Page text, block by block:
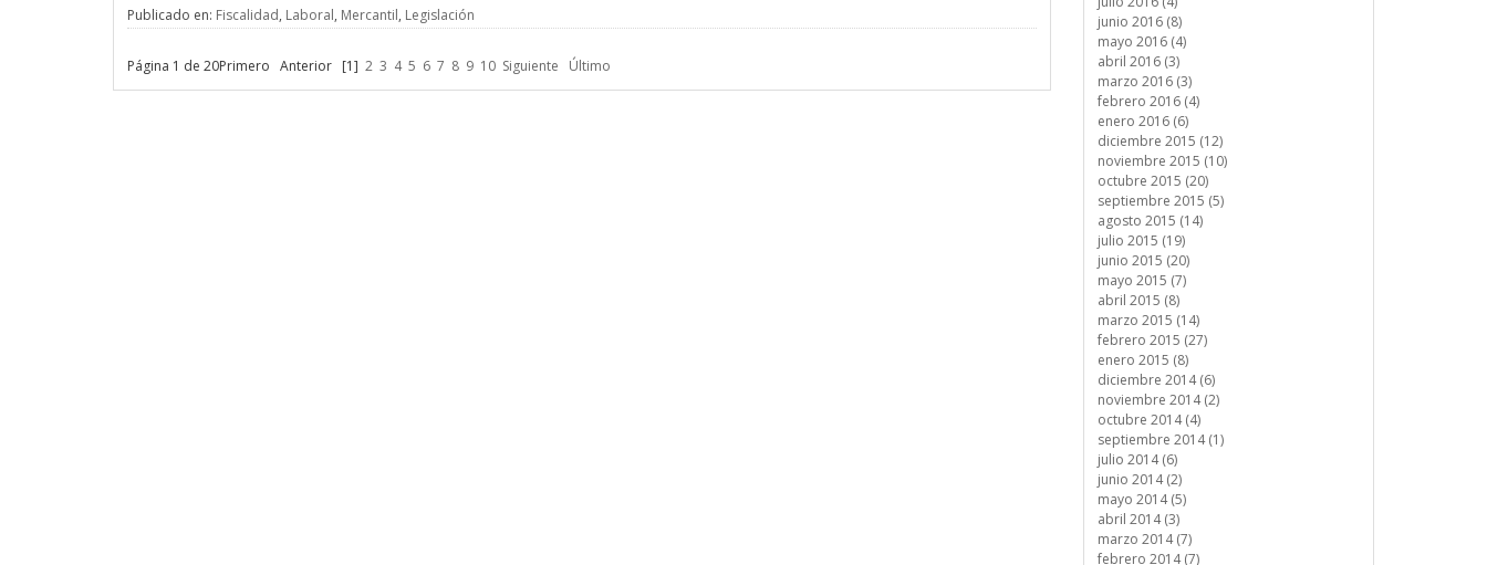
Publicado en: Fiscalidad, Laboral, Mercantil, Legislación
Página 1 de 20Primero Anterior [1] 2 3 4 5 6 7 8 9 10 Siguiente Último
junio 2016 (8)
mayo 2016 (4)
abril 2016 (3)
marzo 2016 (3)
febrero 2016 (4)
enero 2016 (6)
diciembre 2015 (12)
noviembre 2015 (10)
octubre 2015 (20)
septiembre 2015 (5)
agosto 2015 (14)
julio 2015 (19)
junio 2015 (20)
mayo 2015 (7)
abril 2015 (8)
marzo 2015 (14)
febrero 2015 (27)
enero 2015 (8)
diciembre 2014 (6)
noviembre 2014 (2)
octubre 2014 (4)
septiembre 2014 (1)
julio 2014 (6)
junio 2014 (2)
mayo 2014 (5)
abril 2014 (3)
marzo 2014 (7)
febrero 2014 (7)